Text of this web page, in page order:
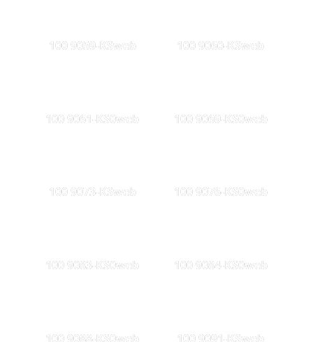
100 9059-KSweb 100 9060-KSweb
100 9061-KS0web 100 9069-KS0web
100 9073-KSweb 100 9076-KS0web
100 9083-KS0web 100 9084-KS0web
100 9088-KS0web 100 9091-KSweb